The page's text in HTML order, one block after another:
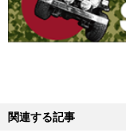
関連する記事